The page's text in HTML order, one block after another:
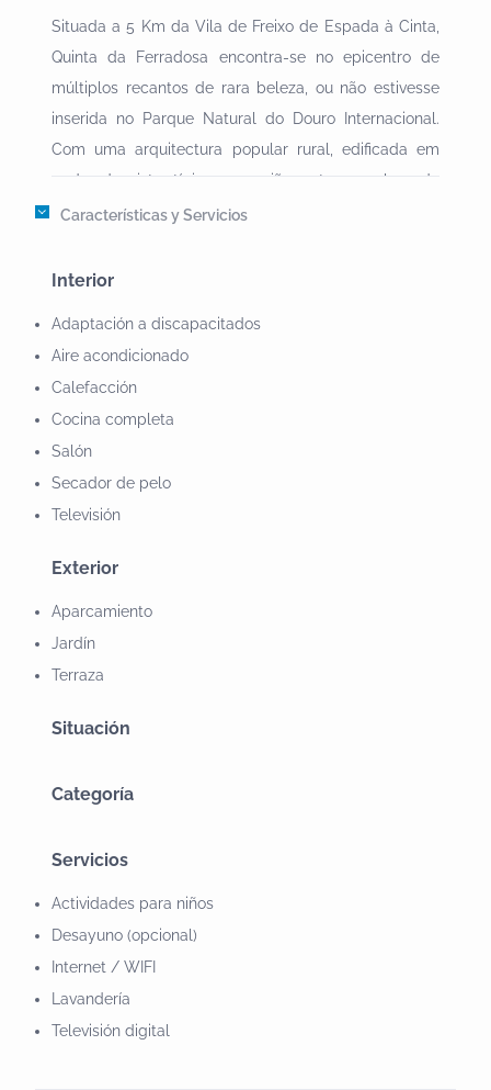
Situada a 5 Km da Vila de Freixo de Espada à Cinta,
Quinta da Ferradosa encontra-se no epicentro de
múltiplos recantos de rara beleza, ou não estivesse
inserida no Parque Natural do Douro Internacional.
Com uma arquitectura popular rural, edificada em
pedra de xisto, típica na região, este complexo de
Turismo Rural oferece-lhe um contacto directo com
Transmontano, bem como um excelente serviço de
que lhe proporcionarão uma estada inesquecível.
Características y Servicios
Interior
Adaptación a discapacitados
Aire acondicionado
Calefacción
Cocina completa
Salón
Secador de pelo
Televisión
Exterior
Aparcamiento
Jardín
Terraza
Situación
Categoría
Servicios
Actividades para niños
Desayuno (opcional)
Internet / WIFI
Lavandería
Televisión digital